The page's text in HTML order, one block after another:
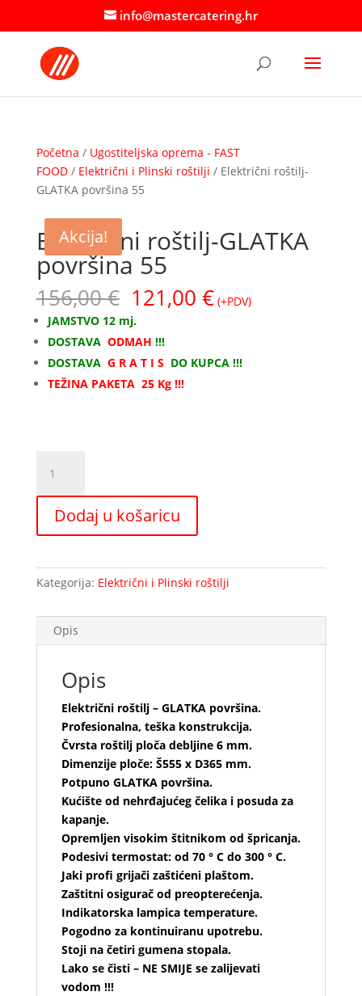
info@mastercatering.hr
Početna / Ugostiteljska oprema - FAST
FOOD/ Električni i Plinski roštilji / Električni roštilj-
GLATKA površina 55
Akcija!
Električni roštilj-GLATKA
površina 55
156,00€ Izvorna
cijena
bila
je:
156,00 €.
121,00 €Trenutna
cijena
121,00 €.
(+PDV)
JAMSTVO 12 mj.
DOSTAVA ODMAH !!!
DOSTAVA G R A T I S DO KUPCA !!!
TEŽINA PAKETA 25 Kg !!!
roštilj-
GLATKA
površina
55
Dodaj u košaricu
Kategorija: Električni i Plinski roštilji
Opis
Opis
Električni roštilj – GLATKA površina.
Profesionalna, teška konstrukcija.
Čvrsta roštilj ploča debljine 6 mm.
Dimenzije ploče: Š555 x D365 mm.
Potpuno GLATKA površina.
Kućište od nehrđajućeg čelika i posuda za
kapanje.
Opremljen visokim štitnikom od špricanja.
Podesivi termostat: od 70 ° C do 300 ° C.
Jaki profi grijači zaštićeni plaštom.
Zaštitni osigurač od preopterećenja.
Indikatorska lampica temperature.
Pogodno za kontinuiranu upotrebu.
Stoji na četiri gumena stopala.
Lako se čisti – NE SMIJE se zalijevati
vodom !!!
Akcija!